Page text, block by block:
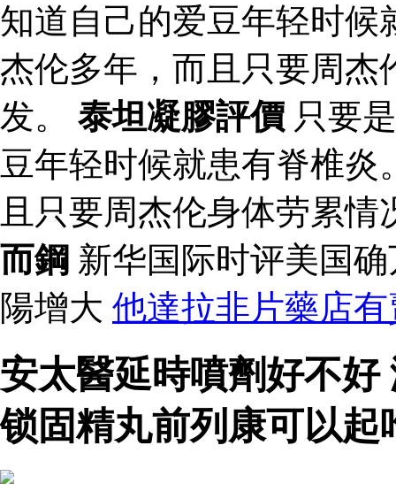
知道自己的爱豆年轻时候
杰伦多年，而且只要周杰
发。 泰坦凝膠評價 只要
豆年轻时候就患有脊椎
且只要周杰伦身体劳累
而鋼 新华国际时评美国
陽增大 他達拉非片藥店
安太醫延時噴劑好不
锁固精丸前列康可以